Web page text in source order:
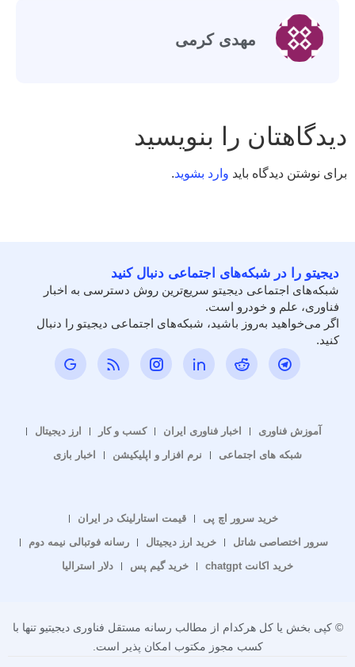
مهدی کرمی
دیدگاهتان را بنویسید
برای نوشتن دیدگاه باید وارد بشوید.
دیجیتو را در شبکه‌های اجتماعی دنبال کنید
شبکه‌های اجتماعی دیجیتو سریع‌ترین روش دسترسی به اخبار
فناوری، علم و خودرو است.
اگر می‌خواهید به‌روز باشید، شبکه‌های اجتماعی دیجیتو را دنبال
کنید.
آموزش فناوری اخبار فناوری ایران کسب و کار
ارز دیجیتال
شبکه های اجتماعی
نرم افزار و اپلیکیشن اخبار بازی
خرید سرور اچ پی
قیمت استارلینک در ایران
سرور اختصاصی شاتل
خرید ارز دیجیتال
رسانه فوتبالی نیمه دوم
خرید اکانت chatgpt
خرید گیم پس دلار استرالیا
© کپی بخش یا کل هرکدام از مطالب رسانه مستقل فناوری دیجیتیو تنها با
کسب مجوز مکتوب امکان پذیر است.